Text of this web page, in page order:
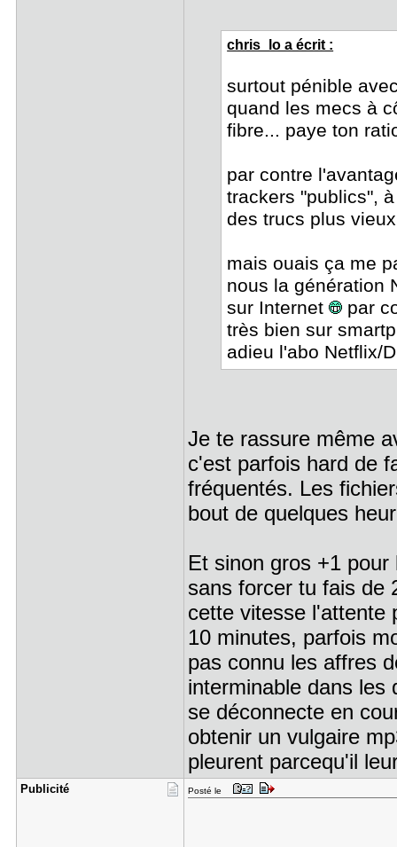
chris_lo a écrit :
surtout pénible
quand les mecs à
fibre... paye ton
par contre
trackers "publics",
des trucs plus
mais ouais ça me
nous la génération
sur Internet
par
très bien sur
adieu l'abo Netflix/
Je te rassure même
c'est parfois hard de
fréquentés. Les
bout de quelques
Et sinon gros +1
sans forcer tu fais de
cette vitesse l'attente
10 minutes, parfois
pas connu les affres
interminable dans les
se déconnecte en
obtenir un vulgaire
pleurent parcequ'il
Publicité Posté le